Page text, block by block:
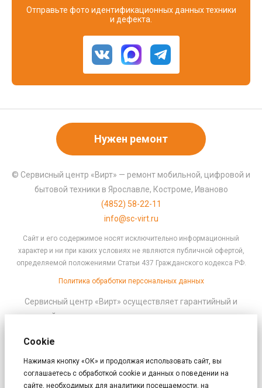
Отправьте фото идентификационных данных техники
и дефекта.
Нужен ремонт
© Сервисный центр «Вирт» — ремонт мобильной, цифровой и
бытовой техники в Ярославле, Костроме, Иваново
(4852) 58-22-11
info@sc-virt.ru
Сайт и его содержимое носят исключительно информационный
характер и ни при каких условиях не являются публичной офертой,
определяемой положениями Статьи 437 Гражданского кодекса РФ.
Политика обработки персональных данных
Сервисный центр «Вирт» осуществляет гарантийный и
платный ремонт техники по имеющимся авторизациям:
ремонт телевизоров
ремонт компьютеров и ноутбуков
Cookie
Нажимая кнопку «ОК» и продолжая использовать сайт, вы
соглашаетесь с обработкой cookie и данных о поведении на
сайте, необходимых для аналитики посещаемости, на